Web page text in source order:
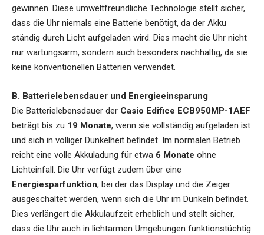
gewinnen. Diese umweltfreundliche Technologie stellt sicher,
dass die Uhr niemals eine Batterie benötigt, da der Akku
ständig durch Licht aufgeladen wird. Dies macht die Uhr nicht
nur wartungsarm, sondern auch besonders nachhaltig, da sie
keine konventionellen Batterien verwendet.
B. Batterielebensdauer und Energieeinsparung
Die Batterielebensdauer der Casio Edifice ECB950MP-1AEF
beträgt bis zu 19 Monate, wenn sie vollständig aufgeladen ist
und sich in völliger Dunkelheit befindet. Im normalen Betrieb
reicht eine volle Akkuladung für etwa 6 Monate ohne
Lichteinfall. Die Uhr verfügt zudem über eine
Energiesparfunktion, bei der das Display und die Zeiger
ausgeschaltet werden, wenn sich die Uhr im Dunkeln befindet.
Dies verlängert die Akkulaufzeit erheblich und stellt sicher,
dass die Uhr auch in lichtarmen Umgebungen funktionstüchtig